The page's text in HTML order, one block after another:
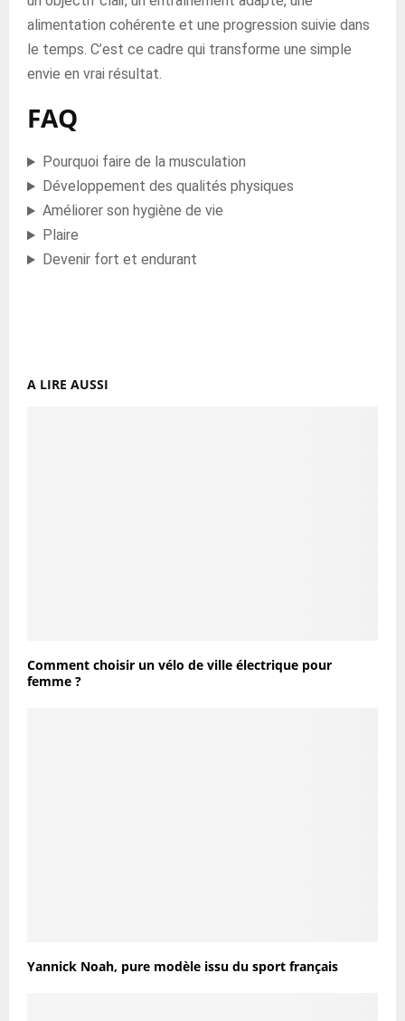
alimentation cohérente et une progression suivie dans
le temps. C’est ce cadre qui transforme une simple
envie en vrai résultat.
FAQ
Pourquoi faire de la musculation
Développement des qualités physiques
Améliorer son hygiène de vie
Plaire
Devenir fort et endurant
A LIRE AUSSI
Comment choisir un vélo de ville électrique pour
femme ?
Yannick Noah, pure modèle issu du sport français